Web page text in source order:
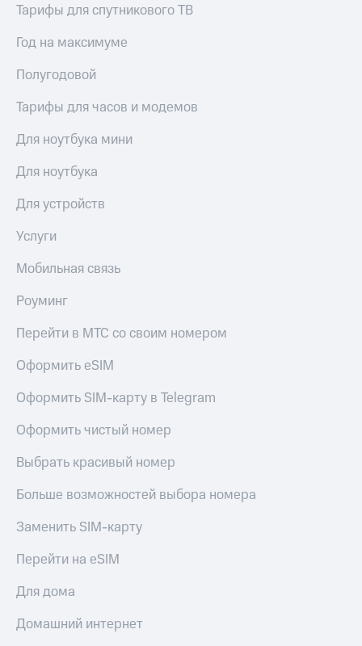
Тарифы для спутникового ТВ
Год на максимуме
Полугодовой
Тарифы для часов и модемов
Для ноутбука мини
Для ноутбука
Для устройств
Услуги
Мобильная связь
Роуминг
Перейти в МТС со своим номером
Оформить eSIM
Оформить SIM-карту в Telegram
Оформить чистый номер
Выбрать красивый номер
Больше возможностей выбора номера
Заменить SIM-карту
Перейти на eSIM
Для дома
Домашний интернет